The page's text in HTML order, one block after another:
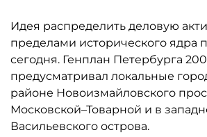
Идея распределить деловую
пределами исторического ядра
сегодня. Генплан Петербурга
предусматривал локальные
районе Новоизмайловского
Московской–Товарной и в
Васильевского острова.